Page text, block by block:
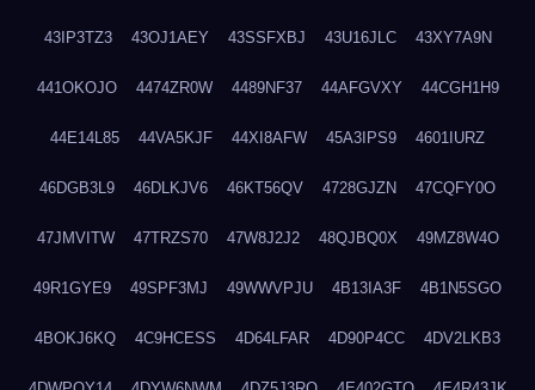
43IP3TZ3 43OJ1AEY 43SSFXBJ 43U16JLC 43XY7A9N
441OKOJO 4474ZR0W 4489NF37 44AFGVXY 44CGH1H9
44E14L85 44VA5KJF 44XI8AFW 45A3IPS9 4601IURZ
46DGB3L9 46DLKJV6 46KT56QV 4728GJZN 47CQFY0O
47JMVITW 47TRZS70 47W8J2J2 48QJBQ0X 49MZ8W4O
49R1GYE9 49SPF3MJ 49WWVPJU 4B13IA3F 4B1N5SGO
4BOKJ6KQ 4C9HCESS 4D64LFAR 4D90P4CC 4DV2LKB3